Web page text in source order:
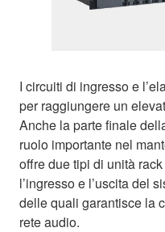
I circuiti di ingresso e
per raggiungere un
Anche la parte finale
ruolo importante nel
offre due tipi di unità
l’ingresso e l’uscita del
delle quali garantisce la
rete audio.